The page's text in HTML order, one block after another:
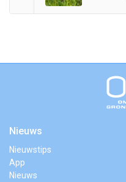
Nieuws
Nieuwstips
App
Nieuws